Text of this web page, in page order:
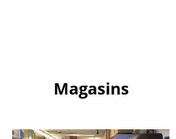
Magasins